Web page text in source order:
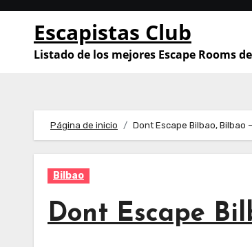
Saltar
contenido
Escapistas Club
Listado de los mejores Escape Rooms
Página de inicio Dont Escape Bilbao, Bilbao
Bilbao
Dont Escape